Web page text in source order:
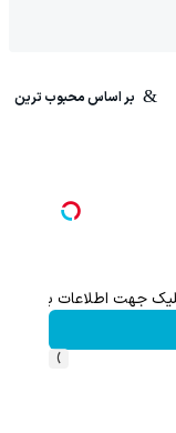
بر اساس محبوب ترین
تا 70 درصد تخفیف محصولات جین وست + خرید در 4 قسط
›